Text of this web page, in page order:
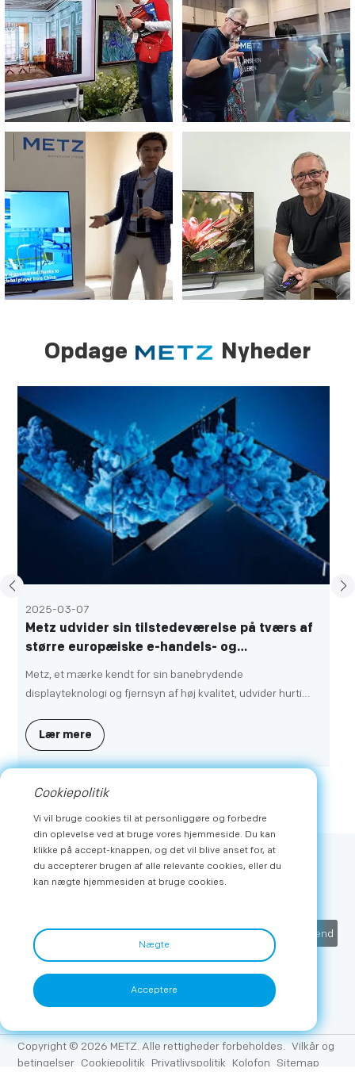
Opdage Nyheder
2025-03-07
Metz udvider sin tilstedeværelse på tværs af
større europæiske e-handels- og
Metz, et mærke kendt for sin banebrydende
displayteknologi og fjernsyn af høj kvalitet, udvider hurtigt
succes etableret sig på flere førende e-handels- og
detailplatforme og styrket sin position på nøglemarkeder
som Polen, Tjekkiet, Slovakiet og Ungarn.
Lær mere
Abonner
Indsend
Copyright © 2026 METZ. Alle rettigheder forbeholdes. Vilkår og
betingelser Cookiepolitik Privatlivspolitik Kolofon Sitemap
Cookiepolitik
Vi vil bruge cookies til at personliggøre og forbedre
din oplevelse ved at bruge vores hjemmeside. Du kan
klikke på accept-knappen, og det vil blive anset for, at
du accepterer brugen af alle relevante cookies, eller du
kan nægte hjemmesiden at bruge cookies.
Nægte
Acceptere